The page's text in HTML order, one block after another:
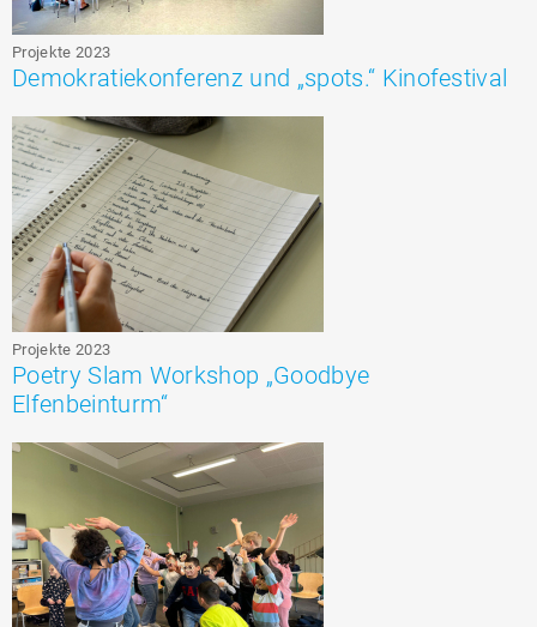
Projekte 2023
Demokratiekonferenz und „spots.“ Kinofestival
Projekte 2023
Poetry Slam Workshop „Goodbye
Elfenbeinturm“